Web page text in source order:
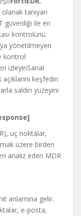
tanıyan
güvenliği ile en
kontrolünü
yönetilmeyen
kontrol
izleyinSanal
keşfedin
saldırı yüzeyini
uç noktalar,
üzere birden
analiz eden MDR
anlamına gelir.
e-posta,